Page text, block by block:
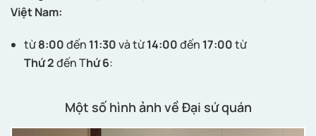
Việt Nam:
từ8:00đến 11:30và từ14:00đến 17:00từ
Thứ 2đến Thứ 6:
Một số hình ảnh về Đại sứ quán